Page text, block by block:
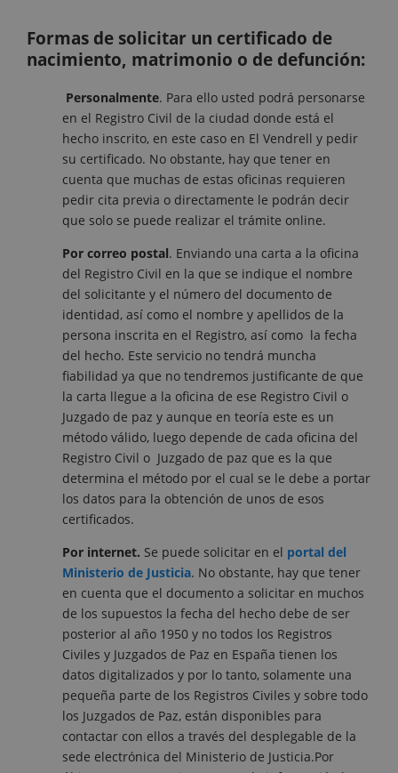
Formas de solicitar un certificado de
nacimiento, matrimonio o de defunción:
Personalmente. Para ello usted podrá personarse
en el Registro Civil de la ciudad donde está el
hecho inscrito, en este caso en El Vendrell y pedir
su certificado. No obstante, hay que tener en
cuenta que muchas de estas oficinas requieren
pedir cita previa o directamente le podrán decir
que solo se puede realizar el trámite online.
Por correo postal. Enviando una carta a la oficina
del Registro Civil en la que se indique el nombre
del solicitante y el número del documento de
identidad, así como el nombre y apellidos de la
persona inscrita en el Registro, así como la fecha
del hecho. Este servicio no tendrá muncha
fiabilidad ya que no tendremos justificante de que
la carta llegue a la oficina de ese Registro Civil o
Juzgado de paz y aunque en teoría este es un
método válido, luego depende de cada oficina del
Registro Civil o Juzgado de paz que es la que
determina el método por el cual se le debe a portar
los datos para la obtención de unos de esos
certificados.
Por internet. Se puede solicitar en el portal del
Ministerio de Justicia. No obstante, hay que tener
en cuenta que el documento a solicitar en muchos
de los supuestos la fecha del hecho debe de ser
posterior al año 1950 y no todos los Registros
Civiles y Juzgados de Paz en España tienen los
datos digitalizados y por lo tanto, solamente una
pequeña parte de los Registros Civiles y sobre todo
los Juzgados de Paz, están disponibles para
contactar con ellos a través del desplegable de la
sede electrónica del Ministerio de Justicia.Por